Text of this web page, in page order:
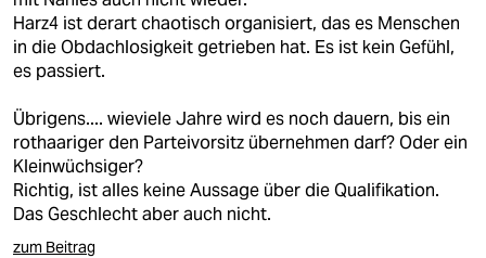
Harz4 ist derart chaotisch organisiert, das es Menschen
in die Obdachlosigkeit getrieben hat. Es ist kein Gefühl,
es passiert.
Übrigens.... wieviele Jahre wird es noch dauern, bis ein
rothaariger den Parteivorsitz übernehmen darf? Oder ein
Kleinwüchsiger?
Richtig, ist alles keine Aussage über die Qualifikation.
Das Geschlecht aber auch nicht.
zum Beitrag